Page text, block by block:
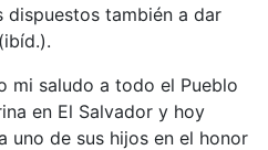
dispuestos también a dar
mi saludo a todo el Pueblo
en El Salvador y hoy
uno de sus hijos en el honor